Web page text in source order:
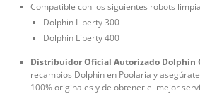
Compatible con los siguientes robots
Dolphin Liberty 300
Dolphin Liberty 400
Distribuidor Oficial Autorizado Dolphin
recambios Dolphin en Poolaria y
100% originales y de obtener el mejor